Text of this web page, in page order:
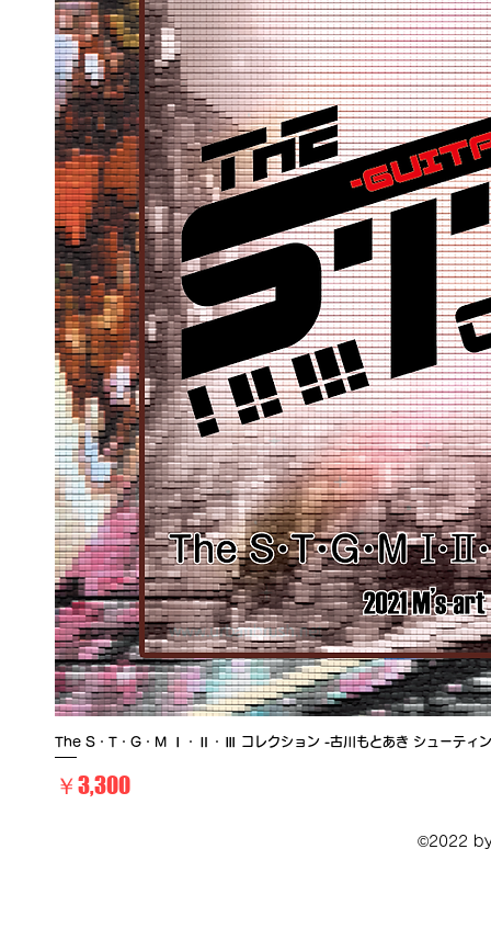
The S・T・G・M Ⅰ・Ⅱ・Ⅲ コレクション -古川もとあき シューティン
価格
￥3,300
©2022